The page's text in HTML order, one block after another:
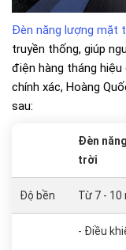
Đèn năng lượng mặt
truyền thống, giúp
điện hàng tháng
chính xác, Hoàng
sau:
Đèn
trời
Độ bền Từ 7 - 10
- Điều